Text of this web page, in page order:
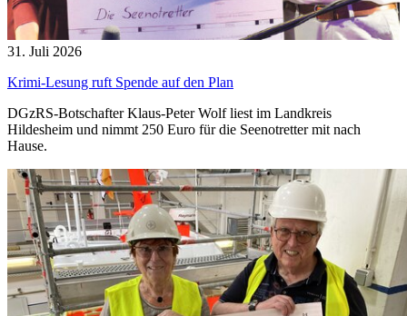
31. Juli 2026
Krimi-Lesung ruft Spende auf den Plan
DGzRS-Botschafter Klaus-Peter Wolf liest im Landkreis
Hildesheim und nimmt 250 Euro für die Seenotretter mit nach
Hause.